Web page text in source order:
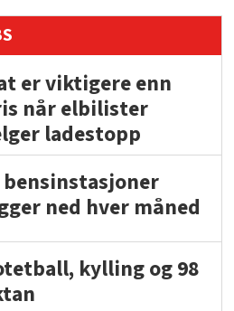
er viktigere enn
når elbilister
ladestopp
ned hver måned
kylling og 98